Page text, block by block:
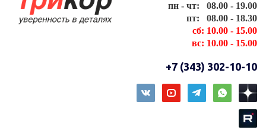
пн - чт: 08.00 - 19.00
пт: 08.00 - 18.30
сб: 10.00 - 15.00
вс: 10.00 - 15.00
+7 (343) 302-10-10